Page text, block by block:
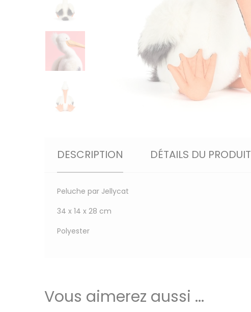
DESCRIPTION DÉTAILS DU PRODUIT
Peluche par Jellycat
34 x 14 x 28 cm
Polyester
Vous aimerez aussi ...